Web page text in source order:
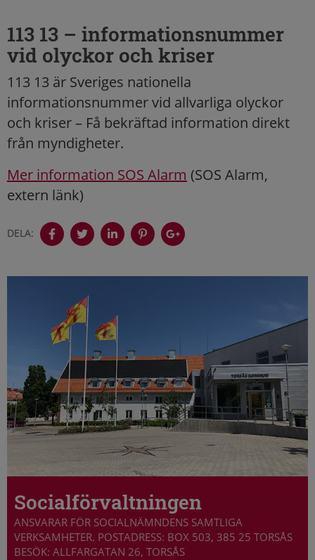
113 13 – informationsnummer
vid olyckor och kriser
113 13 är Sveriges nationella
informationsnummer vid allvarliga olyckor
och kriser – Få bekräftad information direkt
från myndigheter.
Mer information SOS Alarm (SOS Alarm,
extern länk)
DELA:
Socialförvaltningen
ANSVARAR FÖR SOCIALNÄMNDENS SAMTLIGA
VERKSAMHETER. POSTADRESS: BOX 503, 385 25 TORSÅS
BESÖK: ALLFARGATAN 26, TORSÅS